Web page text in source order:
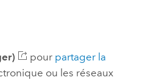
pour partager la
ou les réseaux